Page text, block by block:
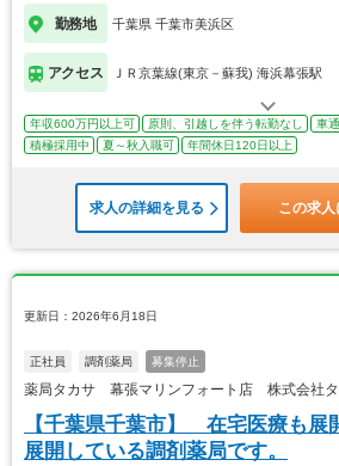
勤務地 千葉県 千葉市美浜区
アクセス ＪＲ京葉線(東京－蘇我) 海浜幕張駅
年収600万円以上可 原則、引越しを伴う転勤なし 車
積極採用中
夏～秋入職可 年間休日120日以上
求人の詳細を見る この求
更新日：2026年6月18日
正社員 調剤薬局 募集停止
薬局タカサ 幕張マリンフォート店 株式会社タ
【千葉県千葉市】 在宅医療も展
展開している調剤薬局です。